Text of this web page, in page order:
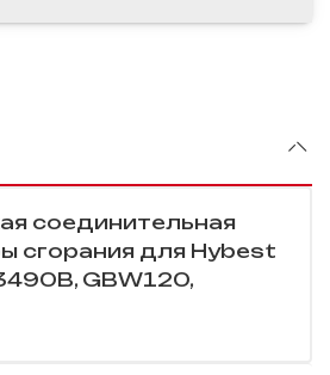
соединительная
сгорания для Hybest
GBW120,